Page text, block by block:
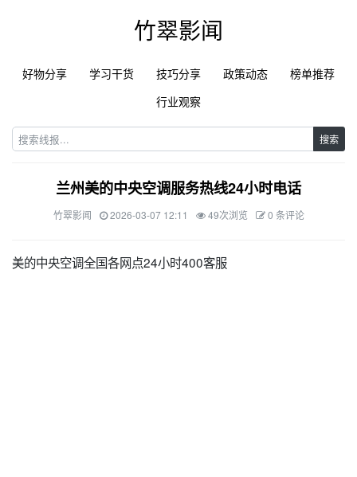
竹翠影闻
好物分享 学习干货 技巧分享 政策动态
榜单推荐
行业观察
搜索
兰州美的中央空调服务热线24小时电话
竹翠影闻 2026-03-07 12:11 49次浏览 0 条评论
美的中央空调全国各网点24小时400客服